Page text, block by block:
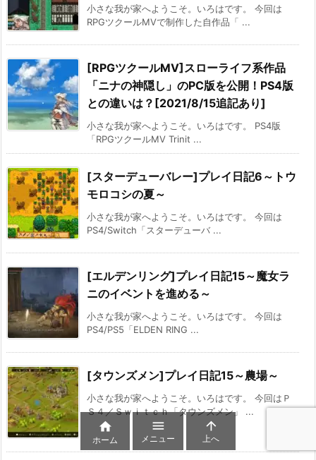
小さな我が家へようこそ。いろはです。 今回は
RPGツクールMVで制作した自作品「 ...
[RPGツクールMV]スローライフ系作品
「ニナの神隠し」のPC版を公開！PS4版
との違いは？[2021/8/15追記あり]
小さな我が家へようこそ。いろはです。 PS4版
「RPGツクールMV Trinit ...
[スターデューバレー]プレイ日記6～トウ
モロコシの夏～
小さな我が家へようこそ。いろはです。 今回は
PS4/Switch「スターデューバ ...
[エルデンリング]プレイ日記15～魔女ラ
ニのイベントを進める～
小さな我が家へようこそ。いろはです。 今回は
PS4/PS5「ELDEN RING ...
[タウンズメン]プレイ日記15～農場～
小さな我が家へようこそ。いろはです。 今回はＰ
Ｓ４／Ｓｗｉｔｃｈ「タウンズメン」 ...

ホーム

メニュー

上へ